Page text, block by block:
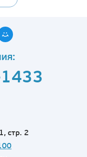
стр. 2